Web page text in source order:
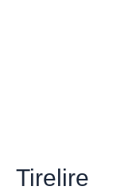
Tirelire